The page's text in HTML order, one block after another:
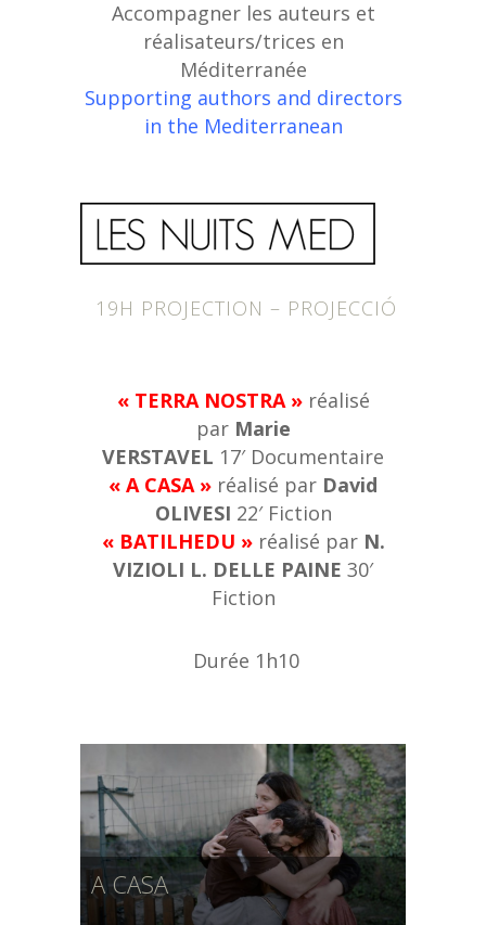
Accompagner les auteurs et
réalisateurs/trices en
Méditerranée
Supporting authors and directors
in the Mediterranean
19H PROJECTION – PROJECCIÓ
« TERRA NOSTRA »réalisé
par Marie
VERSTAVEL 17′ Documentaire
« A CASA » réalisé par David
OLIVESI 22′ Fiction
« BATILHEDU »réalisé par N.
VIZIOLI L. DELLE PAINE 30′
Fiction
Durée 1h10
A CASA